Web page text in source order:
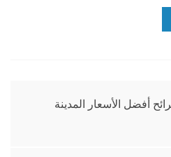
أفضل الأسعار المدينة